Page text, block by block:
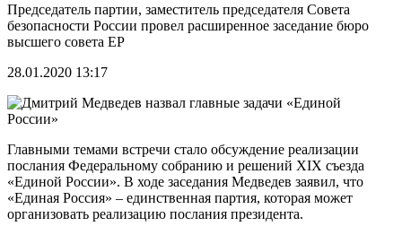
Председатель партии, заместитель председателя Совета
безопасности России провел расширенное заседание бюро
высшего совета ЕР
28.01.2020 13:17
Главными темами встречи стало обсуждение реализации
послания Федеральному собранию и решений XIX съезда
«Единой России». В ходе заседания Медведев заявил, что
«Единая Россия» – единственная партия, которая может
организовать реализацию послания президента.